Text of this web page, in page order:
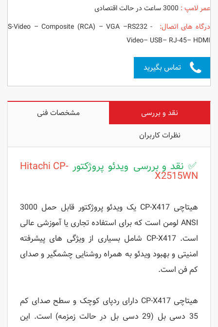
عمر لامپ : 3000 ساعت در حالت اقتصادی
درگاه های اتصال:
S-Video – Composite (RCA) – VGA –RS232 -
Video– USB– RJ-45– HDMI
تماس بگیرید
نقد و بررسی
مشخصات فنی
نظرات کاربران
✅ نقد و بررسی ویدئو پروژکتور Hitachi CP-
X2515WN
هیتاچی CP-X417 یک ویدئو پروژکتور قابل حمل 3000
ANSI لومن است که برای استفاده تجاری یا آموزشی عالی
است. CP-X417 شامل بسیاری از ویژگی های پیشرفته
امنیتی و بهبود ویدئو به همراه روشنایی چشمگیر و صدای
کم فن است.
هیتاچی CP-X417 دارای ردپای کوچک و سطح صدای کم
35 دسی بل (29 دسی بل در حالت زمزمه) است. این